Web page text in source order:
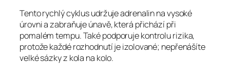
Tento rychlý cyklus udržuje adrenalin na vysoké
úrovni a zabraňuje únavě, která přichází při
pomalém tempu. Také podporuje kontrolu rizika,
protože každé rozhodnutí je izolované; nepřenášíte
velké sázky z kola na kolo.